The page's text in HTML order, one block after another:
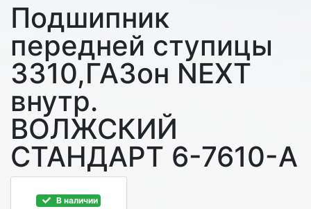
Подшипник
передней ступицы
3310,ГАЗон NEXT
внутр.
ВОЛЖСКИЙ
СТАНДАРТ 6-7610-A
В наличии